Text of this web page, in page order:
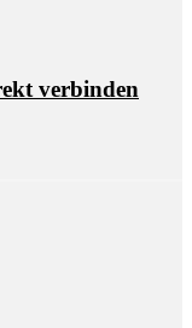
verbinden